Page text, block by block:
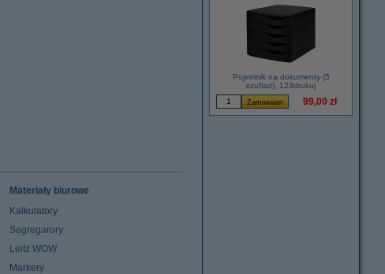
Pojemnik na dokumenty (5
szuflad), 123drukuj
99,00 zł
Materiały biurowe
Kalkulatory
Segregarory
Leitz WOW
Markery